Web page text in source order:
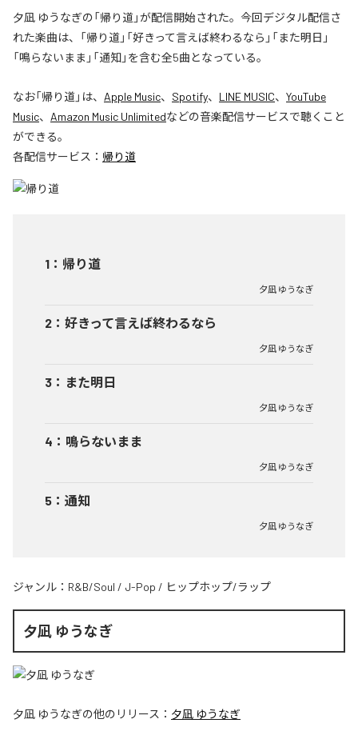
夕凪 ゆうなぎの「帰り道」が配信開始された。今回デジタル配信さ
れた楽曲は、「帰り道」「好きって言えば終わるなら」「また明日」
「鳴らないまま」「通知」を含む全5曲となっている。
なお「帰り道」は、 Apple Music、 Spotify、 LINE MUSIC、 YouTube
Music、 Amazon Music Unlimitedなどの音楽配信サービスで聴くこと
ができる。
各配信サービス： 帰り道
1 ： 帰り道
夕凪 ゆうなぎ
2 ： 好きって言えば終わるなら
夕凪 ゆうなぎ
3 ： また明日
夕凪 ゆうなぎ
4 ： 鳴らないまま
夕凪 ゆうなぎ
5 ： 通知
夕凪 ゆうなぎ
ジャンル： R&B/Soul / J-Pop / ヒップホップ/ラップ
夕凪 ゆうなぎ
夕凪 ゆうなぎの他のリリース： 夕凪 ゆうなぎ